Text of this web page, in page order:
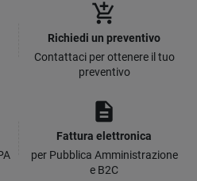
add_shopping_cart
Richiedi un preventivo
Contattaci per ottenere il tuo
preventivo
description
Fattura elettronica
per Pubblica Amministrazione
e B2C